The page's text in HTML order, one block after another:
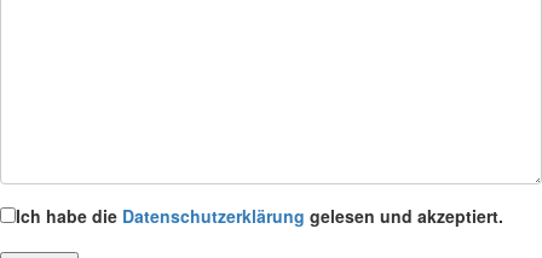
Ich habe die Datenschutzerklärung gelesen und akzeptiert.